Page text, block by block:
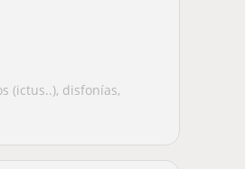
(ictus..), disfonías,